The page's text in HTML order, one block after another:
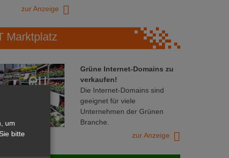
zur Anzeige
Marktplatz
Grüne Internet-Domains zu
verkaufen!
Die Internet-Domains sind
geeignet für viele
Unternehmen der Grünen
Branche.
zur Anzeige
um
bitte